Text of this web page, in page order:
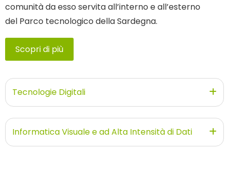
comunità da esso servita all’interno e all’esterno
del Parco tecnologico della Sardegna.
Scopri di più
Tecnologie Digitali
Informatica Visuale e ad Alta Intensità di Dati